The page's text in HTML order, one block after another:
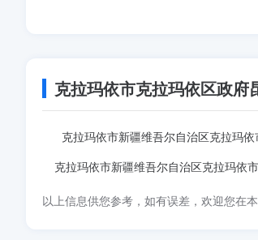
克拉玛依市克拉玛依区政
克拉玛依市新疆维吾尔自治区克拉玛
克拉玛依市新疆维吾尔自治区克拉玛依
以上信息供您参考，如有误差，欢迎您在